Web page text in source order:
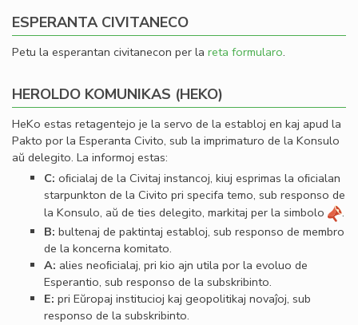
ESPERANTA CIVITANECO
Petu la esperantan civitanecon per la reta formularo.
HEROLDO KOMUNIKAS (HEKO)
HeKo estas retagentejo je la servo de la establoj en kaj apud la
Pakto por la Esperanta Civito, sub la imprimaturo de la Konsulo
aŭ delegito. La informoj estas:
C: oﬁcialaj de la Civitaj instancoj, kiuj esprimas la oﬁcialan
starpunkton de la Civito pri specifa temo, sub responso de
la Konsulo, aŭ de ties delegito, markitaj per la simbolo
.
B: bultenaj de paktintaj establoj, sub responso de membro
de la koncerna komitato.
A: alies neoﬁcialaj, pri kio ajn utila por la evoluo de
Esperantio, sub responso de la subskribinto.
E: pri Eŭropaj institucioj kaj geopolitikaj novaĵoj, sub
responso de la subskribinto.